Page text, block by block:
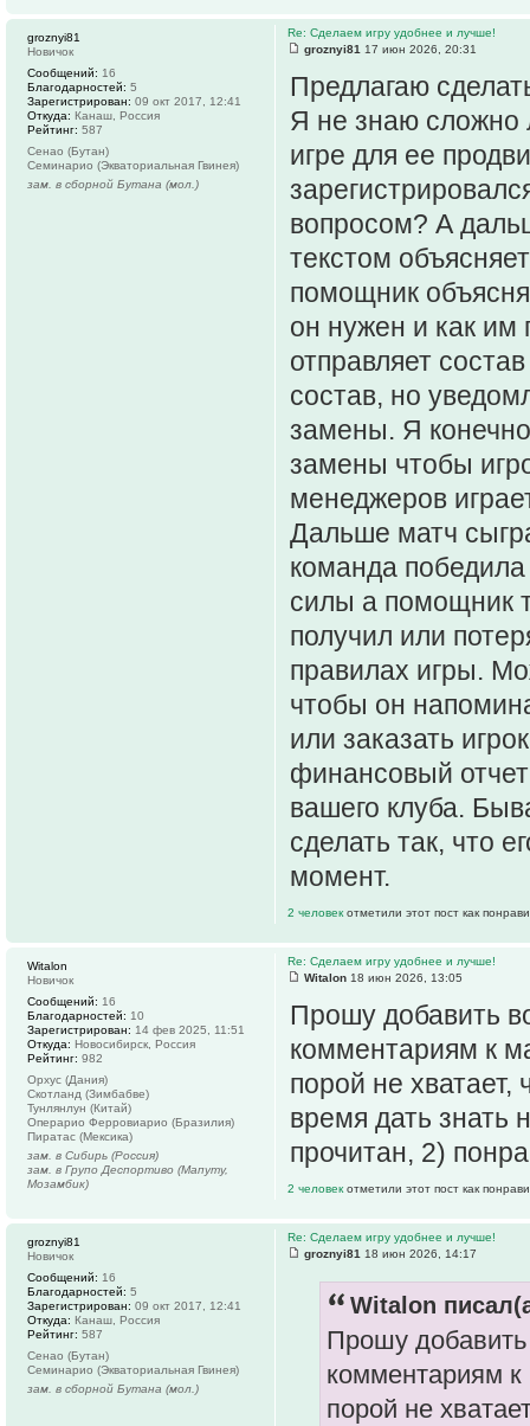
Re: Сделаем игру удобнее и лучше!
groznyi81 17 июн 2026, 20:31
Предлагаю
Я не знаю сложно
игре для ее
вопросом? А
текстом
помощник
он нужен и как им
отправляет
состав, но
замены. Я
замены чтобы
менеджеров
Дальше матч
команда
силы а помощник
получил или
правилах игры.
чтобы он
или заказать
финансовый
вашего клуба.
сделать так, что
момент.
2 человек отметили этот пост как
groznyi81
Новичок
Сообщений: 16
Благодарностей: 5
Зарегистрирован: 09 окт 2017, 12:41
Откуда: Канаш, Россия
Рейтинг: 587
Сенао (Бутан)
Семинарио (Экваториальная Гвинея)
зам. в сборной Бутана (мол.)
Re: Сделаем игру удобнее и лучше!
Witalon 18 июн 2026, 13:05
Прошу добавить
комментариям к
порой не
время дать знать
прочитан, 2)
2 человек отметили этот пост как
Witalon
Новичок
Сообщений: 16
Благодарностей: 10
Зарегистрирован: 14 фев 2025, 11:51
Откуда: Новосибирск, Россия
Рейтинг: 982
Орхус (Дания)
Скотланд (Зимбабве)
Тунлянлун (Китай)
Операрио Ферровиарио (Бразилия)
Пиратас (Мексика)
зам. в Сибирь (Россия)
зам. в Групо Деспортиво (Мапуту,
Мозамбик)
Re: Сделаем игру удобнее и лучше!
groznyi81 18 июн 2026, 14:17
Witalon
Прошу добавить
комментариям к
порой не
groznyi81
Новичок
Сообщений: 16
Благодарностей: 5
Зарегистрирован: 09 окт 2017, 12:41
Откуда: Канаш, Россия
Рейтинг: 587
Сенао (Бутан)
Семинарио (Экваториальная Гвинея)
зам. в сборной Бутана (мол.)